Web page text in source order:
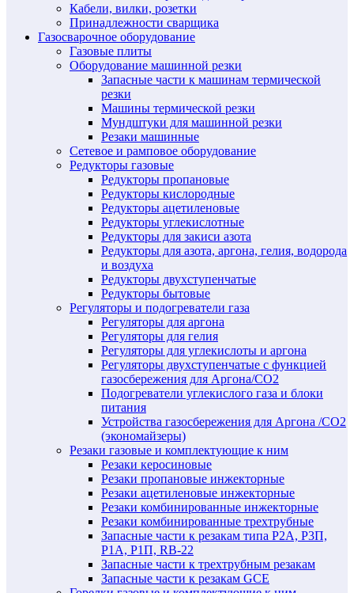
Кабели, вилки, розетки
Принадлежности сварщика
Газосварочное оборудование
Газовые плиты
Оборудование машинной резки
Запасные части к машинам термической
резки
Машины термической резки
Мундштуки для машинной резки
Резаки машинные
Сетевое и рамповое оборудование
Редукторы газовые
Редукторы пропановые
Редукторы кислородные
Редукторы ацетиленовые
Редукторы углекислотные
Редукторы для закиси азота
Редукторы для азота, аргона, гелия, водорода
и воздуха
Редукторы двухступенчатые
Редукторы бытовые
Регуляторы и подогреватели газа
Регуляторы для аргона
Регуляторы для гелия
Регуляторы для углекислоты и аргона
Регуляторы двухступенчатые c функцией
газосбережения для Аргона/СО2
Подогреватели углекислого газа и блоки
питания
Устройства газосбережения для Аргона /СО2
(экономайзеры)
Резаки газовые и комплектующие к ним
Резаки керосиновые
Резаки пропановые инжекторные
Резаки ацетиленовые инжекторные
Резаки комбинированные инжекторные
Резаки комбинированные трехтрубные
Запасные части к резакам типа Р2А, Р3П,
Р1А, Р1П, RB-22
Запасные части к трехтрубным резакам
Запасные части к резакам GCE